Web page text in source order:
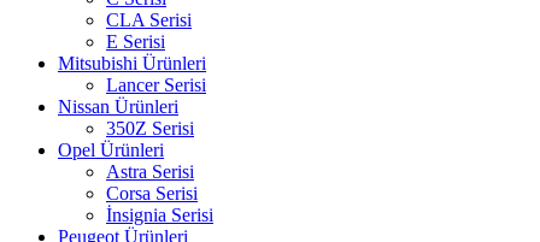
CLA Serisi
E Serisi
Mitsubishi Ürünleri
Lancer Serisi
Nissan Ürünleri
350Z Serisi
Opel Ürünleri
Astra Serisi
Corsa Serisi
İnsignia Serisi
Peugeot Ürünleri